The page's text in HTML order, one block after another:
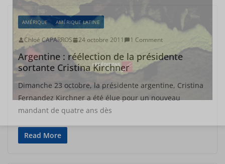
AMÉRIQUE AMÉRIQUE LATINE
Chloé CAPARROS 24 octobre 2011 1 Comment
Argentine : réélection de la présidente
sortante Cristina Kirchner
Dimanche 23 octobre, la présidente argentine, Cristina
Fernandez Kirchner a été élue pour un nouveau
mandant de quatre ans dès
Read More